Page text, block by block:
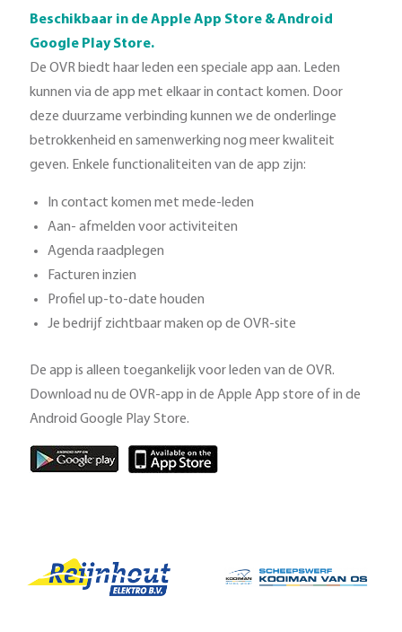
Beschikbaar in de Apple App Store & Android
Google Play Store.
De OVR biedt haar leden een speciale app aan. Leden
kunnen via de app met elkaar in contact komen. Door
deze duurzame verbinding kunnen we de onderlinge
betrokkenheid en samenwerking nog meer kwaliteit
geven. Enkele functionaliteiten van de app zijn:
In contact komen met mede-leden
Aan- afmelden voor activiteiten
Agenda raadplegen
Facturen inzien
Profiel up-to-date houden
Je bedrijf zichtbaar maken op de OVR-site
De app is alleen toegankelijk voor leden van de OVR.
Download nu de OVR-app in de Apple App store of in de
Android Google Play Store.